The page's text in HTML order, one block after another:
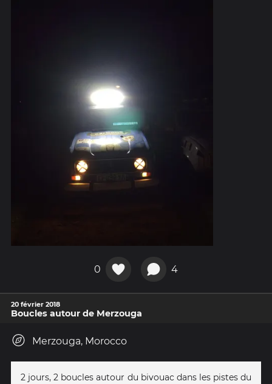
0 4
20 février 2018
Boucles autour de Merzouga
Merzouga, Morocco
2 jours, 2 boucles autour du bivouac dans les pistes du